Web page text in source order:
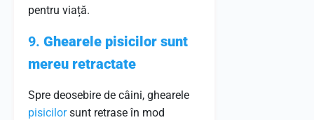
pentru viață.
9. Ghearele pisicilor sunt
mereu retractate
Spre deosebire de câini, ghearele
pisicilorsunt retrase în mod